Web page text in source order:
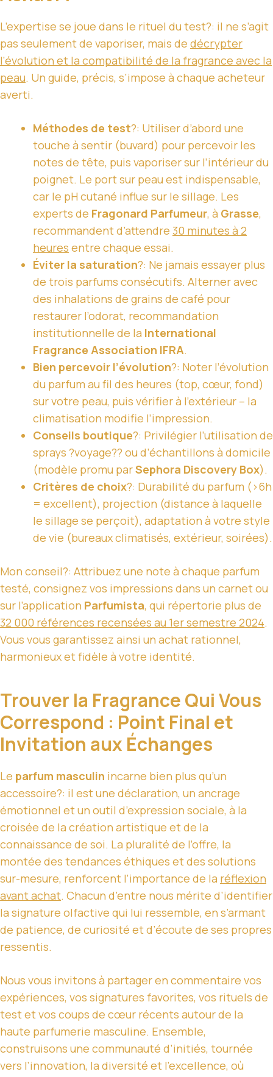
L’expertise se joue dans le rituel du test?: il ne s’agit
pas seulement de vaporiser, mais de décrypter
l’évolution et la compatibilité de la fragrance avec la
peau. Un guide, précis, s’impose à chaque acheteur
averti.
Méthodes de test?: Utiliser d’abord une
touche à sentir (buvard) pour percevoir les
notes de tête, puis vaporiser sur l’intérieur du
poignet. Le port sur peau est indispensable,
car le pH cutané influe sur le sillage. Les
experts de Fragonard Parfumeur, à Grasse,
recommandent d’attendre 30 minutes à 2
heures entre chaque essai.
Éviter la saturation?: Ne jamais essayer plus
de trois parfums consécutifs. Alterner avec
des inhalations de grains de café pour
restaurer l’odorat, recommandation
institutionnelle de la International
Fragrance Association IFRA.
Bien percevoir l’évolution?: Noter l’évolution
du parfum au fil des heures (top, cœur, fond)
sur votre peau, puis vérifier à l’extérieur – la
climatisation modifie l’impression.
Conseils boutique?: Privilégier l’utilisation de
sprays ?voyage?? ou d’échantillons à domicile
(modèle promu parSephora Discovery Box).
Critères de choix?: Durabilité du parfum (>6h
= excellent), projection (distance à laquelle
le sillage se perçoit), adaptation à votre style
de vie (bureaux climatisés, extérieur, soirées).
Mon conseil?: Attribuez une note à chaque parfum
testé, consignez vos impressions dans un carnet ou
sur l’application Parfumista, qui répertorie plus de
32 000 références recensées au 1er semestre 2024.
Vous vous garantissez ainsi un achat rationnel,
harmonieux et fidèle à votre identité.
Trouver la Fragrance Qui Vous
Correspond : Point Final et
Invitation aux Échanges
Le parfum masculin incarne bien plus qu’un
accessoire?: il est une déclaration, un ancrage
émotionnel et un outil d’expression sociale, à la
croisée de la création artistique et de la
connaissance de soi. La pluralité de l’offre, la
montée des tendances éthiques et des solutions
sur-mesure, renforcent l’importance de la réflexion
avant achat. Chacun d’entre nous mérite d’identifier
la signature olfactive qui lui ressemble, en s’armant
de patience, de curiosité et d’écoute de ses propres
ressentis.
Nous vous invitons à partager en commentaire vos
expériences, vos signatures favorites, vos rituels de
test et vos coups de cœur récents autour de la
haute parfumerie masculine. Ensemble,
construisons une communauté d’initiés, tournée
vers l’innovation, la diversité et l’excellence, où